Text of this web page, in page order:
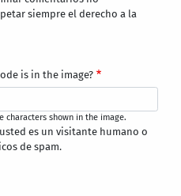
siempre el derecho a la
is in the image?
characters shown in the image.
es un visitante humano o
de spam.